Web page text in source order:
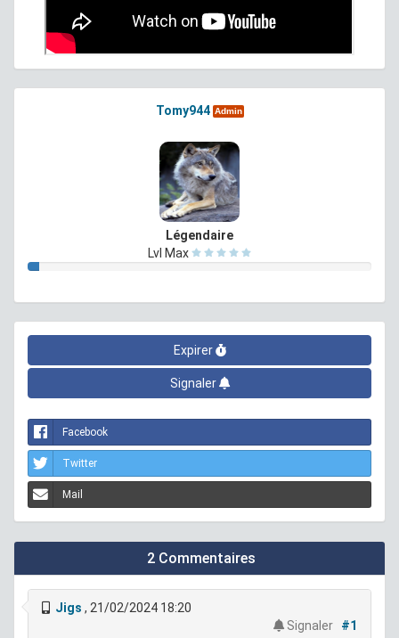
Tomy944 Admin
Légendaire
Lvl Max
Expirer
Signaler
Facebook
Twitter
Mail
2 Commentaires
Jigs , 21/02/2024 18:20
Signaler
#1